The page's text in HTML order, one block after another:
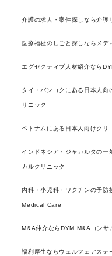
介護の求人・案件探しなら介護
医療福祉のしごと探しならメデ
エグゼクティブ人材紹介なら
タイ・バンコクにある日本人向
リニック
ベトナムにある日本人向けクリ
インドネシア・ジャカルタの一
カルクリニック
内科・小児科・ワクチンの予
Medical Care
M&A仲介ならDYM M&Aコンサ
福利厚生ならウェルフェアステ